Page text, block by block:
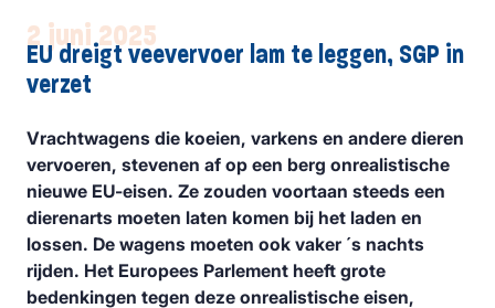
2 juni 2025
EU dreigt veevervoer lam te leggen, SGP in
verzet
Vrachtwagens die koeien, varkens en andere dieren
vervoeren, stevenen af op een berg onrealistische
nieuwe EU-eisen. Ze zouden voortaan steeds een
dierenarts moeten laten komen bij het laden en
lossen. De wagens moeten ook vaker ´s nachts
rijden. Het Europees Parlement heeft grote
bedenkingen tegen deze onrealistische eisen,